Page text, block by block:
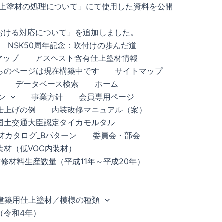
塗材の処理について」にて使用した資料を公開
る対応について」を追加しました。
NSK50周年記念：吹付けの歩んだ道
ップ
アスベスト含有仕上塗材情報
のページは現在構築中です
サイトマップ
データベース検索
ホーム
事業方針
会員専用ページ
上げの例
内装改修マニュアル（案）
土交通大臣認定タイカモルタル
カタログ_Bパターン
委員会・部会
（低VOC内装材）
材料生産数量（平成11年～平成20年）
築用仕上塗材／模様の種類
和4年）